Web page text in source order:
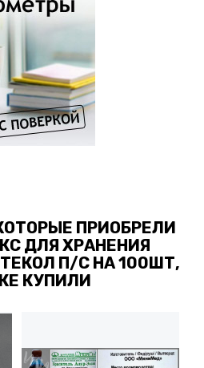
ПРИОБРЕЛИ
ДЛЯ ХРАНЕНИЯ
П/С НА 100ШТ,
КУПИЛИ